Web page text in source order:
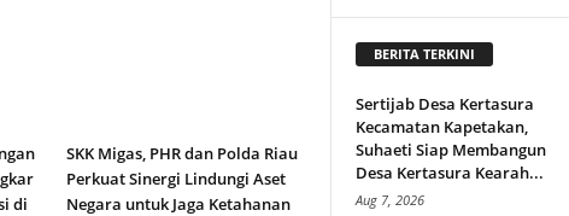
di
SKK Migas, PHR dan Polda Riau
Perkuat Sinergi Lindungi Aset
Negara untuk Jaga Ketahanan
BERITA TERKINI
Sertijab Desa Kertasura
Kecamatan Kapetakan,
Suhaeti Siap Membangun
Desa Kertasura Kearah...
Aug 7, 2026